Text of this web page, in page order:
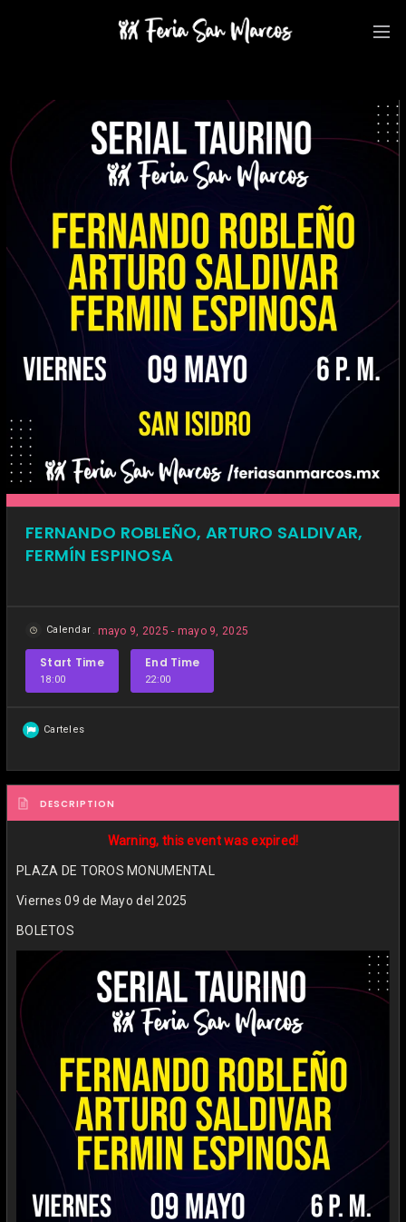
FERNANDO ROBLEÑO, ARTURO SALDIVAR,
FERMÍN ESPINOSA
Calendar mayo 9, 2025 - mayo 9, 2025
Start Time
18:00
End Time
22:00
Carteles
DESCRIPTION
Warning, this event was expired!
PLAZA DE TOROS MONUMENTAL
Viernes 09 de Mayo del 2025
BOLETOS